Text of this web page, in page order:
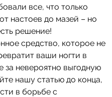
все, что только
настоев до мазей – но
решение!
средство, которое не
ваши ногти в
за невероятно выгодную
нашу статью до конца,
в борьбе с